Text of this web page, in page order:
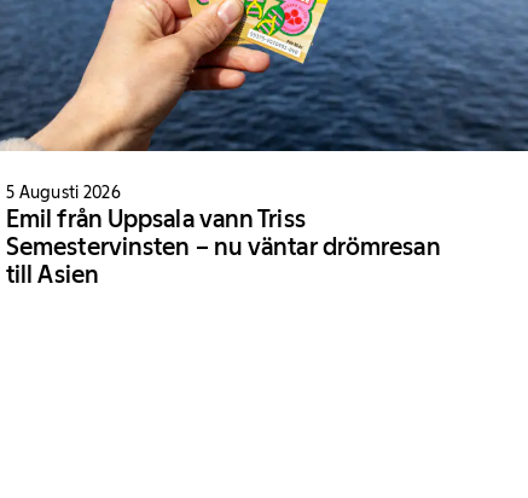
5 Augusti 2026
Emil från Uppsala vann Triss
Semestervinsten – nu väntar drömresan
till Asien